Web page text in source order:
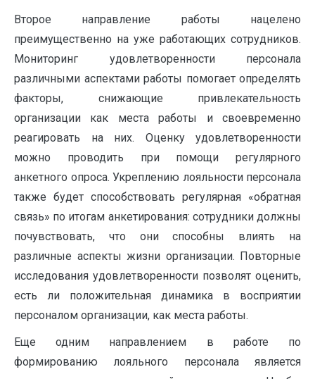
Второе направление работы нацелено
преимущественно на уже работающих сотрудников.
Мониторинг удовлетворенности персонала
различными аспектами работы помогает определять
факторы, снижающие привлекательность
организации как места работы и своевременно
реагировать на них. Оценку удовлетворенности
можно проводить при помощи регулярного
анкетного опроса. Укреплению лояльности персонала
также будет способствовать регулярная «обратная
связь» по итогам анкетирования: сотрудники должны
почувствовать, что они способны влиять на
различные аспекты жизни организации. Повторные
исследования удовлетворенности позволят оценить,
есть ли положительная динамика в восприятии
персоналом организации, как места работы.
Еще одним направлением в работе по
формированию лояльного персонала является